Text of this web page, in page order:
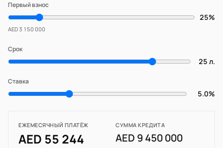
Первый взнос
25%
AED 3 150 000
Срок
25 л.
Ставка
5.0%
ЕЖЕМЕСЯЧНЫЙ ПЛАТЁЖ
AED 55 244
СУММА КРЕДИТА
AED 9 450 000